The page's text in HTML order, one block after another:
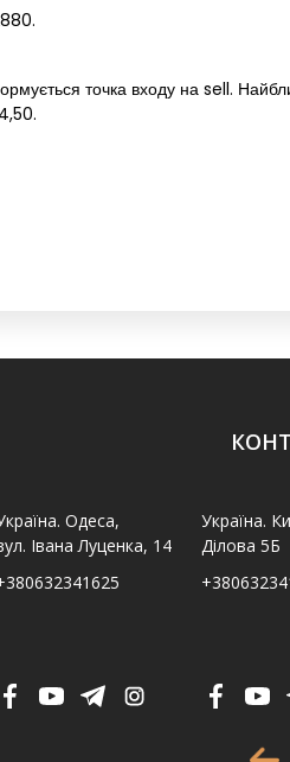
точка входу на sell.
Одеса,
Івана Луценка, 14
Україна.
Ділова 5Б